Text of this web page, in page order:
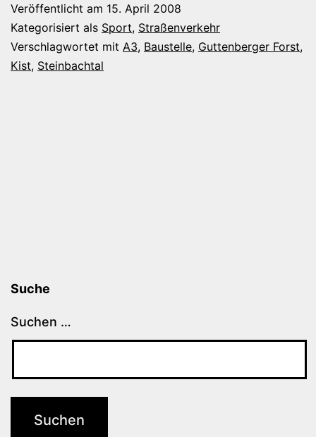
zur
A3-
Großbaustelle
Veröffentlicht am 15. April 2008
Kategorisiert als Sport, Straßenverkehr
Verschlagwortet mit A3, Baustelle, Guttenberger Forst,
Kist, Steinbachtal
Suche
Suchen …